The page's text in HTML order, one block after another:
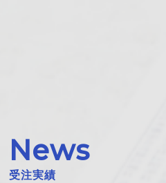
News
受注実績